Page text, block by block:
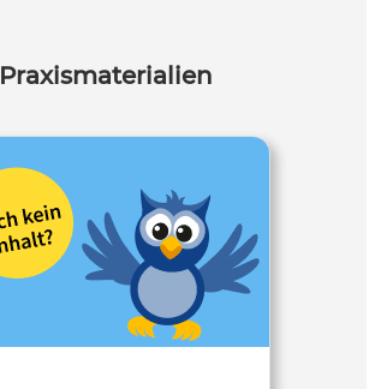
Praxismaterialien